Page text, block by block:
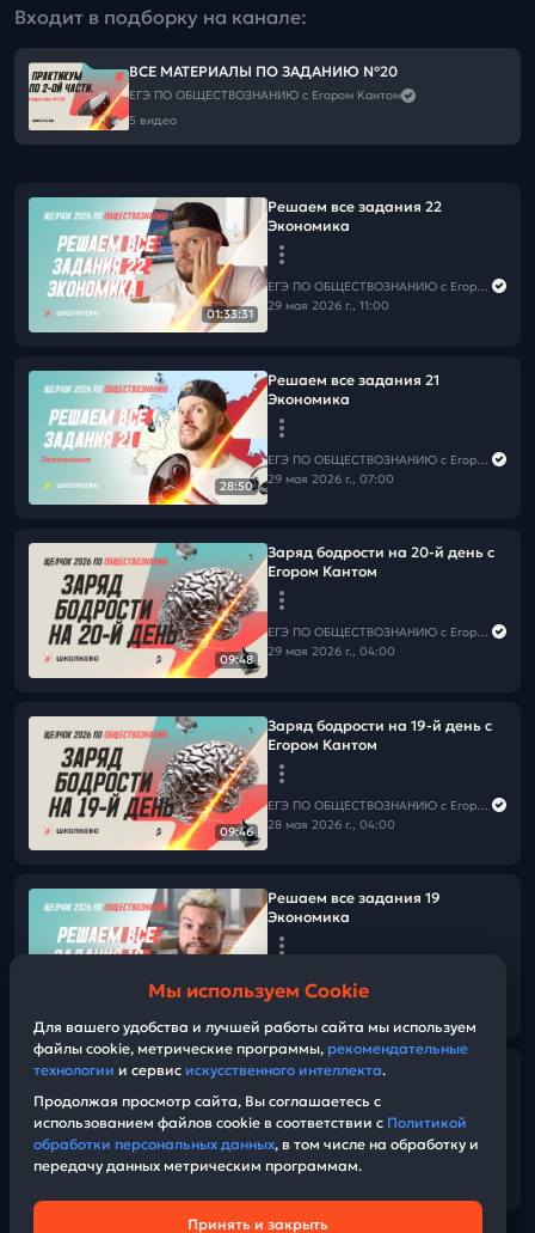
Входит в подборку на канале:
ВСЕ МАТЕРИАЛЫ ПО ЗАДАНИЮ №20
ЕГЭ ПО ОБЩЕСТВОЗНАНИЮ c Егором Кантом
5 видео
01:33:31
Решаем все задания 22
Экономика
ЕГЭ ПО ОБЩЕСТВОЗНАНИЮ c Егором Кантом
29 мая 2026 г., 11:00
28:50
Решаем все задания 21
Экономика
ЕГЭ ПО ОБЩЕСТВОЗНАНИЮ c Егором Кантом
29 мая 2026 г., 07:00
09:48
Заряд бодрости на 20-й день с
Егором Кантом
ЕГЭ ПО ОБЩЕСТВОЗНАНИЮ c Егором Кантом
29 мая 2026 г., 04:00
09:46
Заряд бодрости на 19-й день с
Егором Кантом
ЕГЭ ПО ОБЩЕСТВОЗНАНИЮ c Егором Кантом
28 мая 2026 г., 04:00
Решаем все задания 19
Экономика
27 мая 2026 г., 11:00
Решаем все задания 18
ЕГЭ ПО ОБЩЕСТВОЗНАНИЮ c Егором Кантом
27 мая 2026 г., 07:00
Мы используем Cookie
Для вашего удобства и лучшей работы сайта мы используем
файлы cookie, метрические программы, рекомендательные
технологии и сервис искусственного интеллекта.
Продолжая просмотр сайта, Вы соглашаетесь с
использованием файлов cookie в соответствии с Политикой
обработки персональных данных, в том числе на обработку и
передачу данных метрическим программам.
Принять и закрыть